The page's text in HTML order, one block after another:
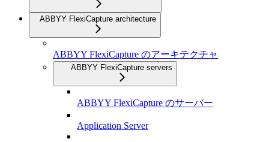
ABBYY FlexiCapture architecture
ABBYY FlexiCapture のアーキテクチャ
ABBYY FlexiCapture servers
ABBYY FlexiCapture のサーバー
Application Server